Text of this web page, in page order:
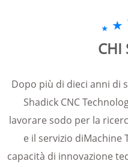
CHI
Dopo più di dieci anni di
Shadick CNC
lavorare sodo per la
e il servizio diMachine
capacità di innovazione